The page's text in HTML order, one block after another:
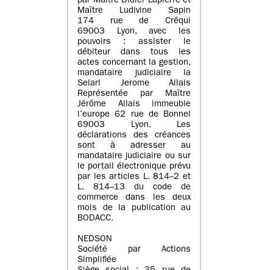
Maître Ludivine Sapin
174 rue de Créqui
69003 Lyon, avec les
pouvoirs : assister le
débiteur dans tous les
actes concernant la gestion,
mandataire judiciaire la
Selarl Jerome Allais
Représentée par Maître
Jérôme Allais immeuble
l’europe 62 rue de Bonnel
69003 Lyon. Les
déclarations des créances
sont à adresser au
mandataire judiciaire ou sur
le portail électronique prévu
par les articles L. 814–2 et
L. 814–13 du code de
commerce dans les deux
mois de la publication au
BODACC.
NEDSON
Société par Actions
Simplifiée